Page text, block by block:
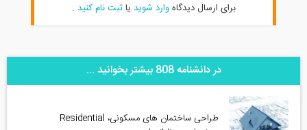
برای ارسال دیدگاهوارد شویدیاثبت نام کنید.
در دانشنامه 808 بیشتر بخوانید ...
طراحی ساختمان های مسکونی، Residential